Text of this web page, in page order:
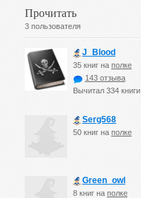
Прочитать
3 пользователя
J_Blood
35 книг на полке
143 отзыва
Вычитал 334 книги
Serg568
50 книг на полке
Green_owl
8 книг на полке